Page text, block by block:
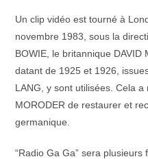
Un clip vidéo est tourné à
novembre 1983, sous la
BOWIE, le britannique DAVID
datant de 1925 et 1926,
LANG, y sont utilisées. Cela a
MORODER de restaurer et
germanique.
“Radio Ga Ga” sera